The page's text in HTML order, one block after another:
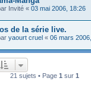
Invité « 03 mai 2006, 18:26
de la série live.
yaourt cruel « 06 mars
21 sujets • Page 1 sur 1